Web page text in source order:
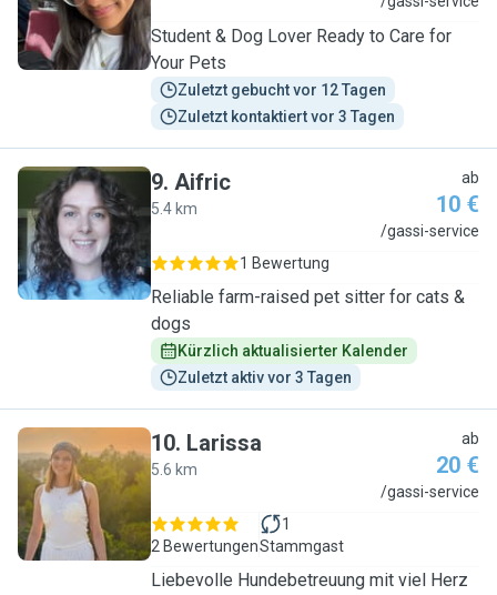
Student & Dog Lover Ready to Care for
Your Pets
Zuletzt gebucht vor 12 Tagen
Zuletzt kontaktiert vor 3 Tagen
A
9. Aifric
5.4 km
ab
10 €
/gassi-service
1 Bewertung
Reliable farm-raised pet sitter for cats &
dogs
Kürzlich aktualisierter Kalender
Zuletzt aktiv vor 3 Tagen
L
10. Larissa
5.6 km
ab
20 €
/gassi-service
2 Bewertungen
1
Stammgast
Liebevolle Hundebetreuung mit viel Herz